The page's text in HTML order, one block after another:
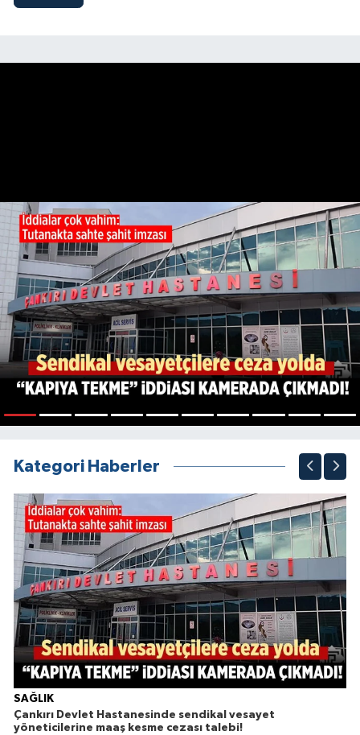
Kategori Haberler
SAĞLIK
Çankırı Devlet Hastanesinde sendikal vesayet
yöneticilerine maaş kesme cezası talebi!